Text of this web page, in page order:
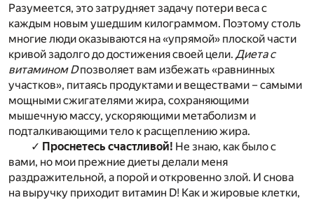
Разумеется, это затрудняет задачу потери веса с
каждым новым ушедшим килограммом. Поэтому столь
многие люди оказываются на «упрямой» плоской части
кривой задолго до достижения своей цели. Диета с
витамином Dпозволяет вам избежать «равнинных
участков», питаясь продуктами и веществами – самыми
мощными сжигателями жира, сохраняющими
мышечную массу, ускоряющими метаболизм и
подталкивающими тело к расщеплению жира.
✓ Проснетесь счастливой! Не знаю, как было с
вами, но мои прежние диеты делали меня
раздражительной, а порой и откровенно злой. И снова
на выручку приходит витамин D! Как и жировые клетки,